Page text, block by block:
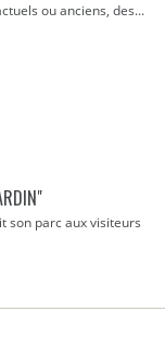
ou anciens, des...
son parc aux visiteurs